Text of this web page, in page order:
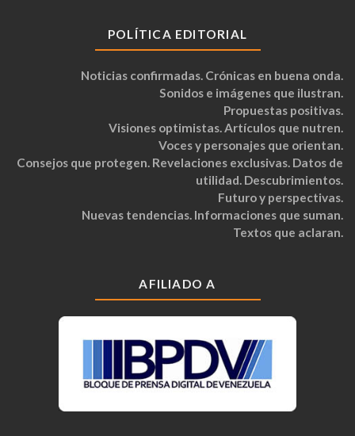
POLÍTICA EDITORIAL
Noticias confirmadas. Crónicas en buena onda.
Sonidos e imágenes que ilustran.
Propuestas positivas.
Visiones optimistas. Artículos que nutren.
Voces y personajes que orientan.
Consejos que protegen. Revelaciones exclusivas. Datos de
utilidad. Descubrimientos.
Futuro y perspectivas.
Nuevas tendencias. Informaciones que suman.
Textos que aclaran.
AFILIADO A